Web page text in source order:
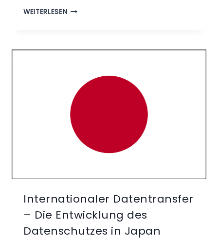
WEITERLESENINTERNATIONALER
KOMMISSION
FÜR
JAPAN
Internationaler Datentransfer
– Die Entwicklung des
Datenschutzes in Japan